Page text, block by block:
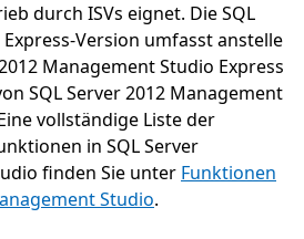
durch ISVs eignet. Die SQL
Express-Version umfasst anstelle
Management Studio Express
SQL Server 2012 Management
vollständige Liste der
in SQL Server
finden Sie unter Funktionen
Studio.